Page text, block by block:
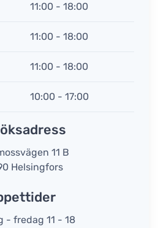
11:00 - 18:00
11:00 - 18:00
11:00 - 18:00
10:00 - 17:00
11 B
Helsingfors
- fredag 11 - 18